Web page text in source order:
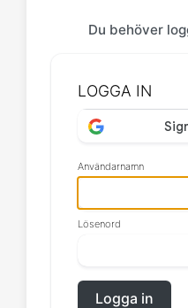
Du behöver
LOGGA IN
Användarnamn
Lösenord
Logga in